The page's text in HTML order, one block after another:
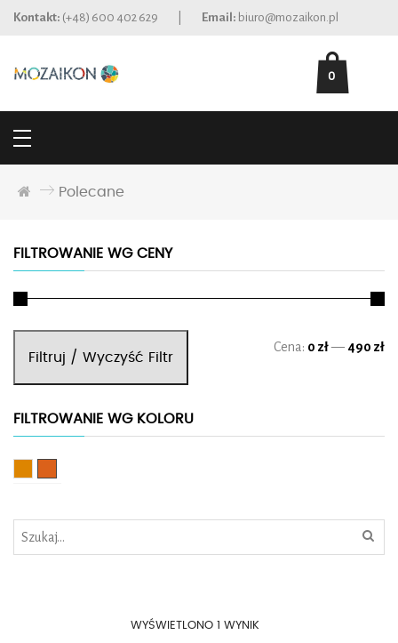
Kontakt: (+48) 600 402 629 Email: biuro@mozaikon.pl
0
Polecane
FILTROWANIE WG CENY
Filtruj / Wyczyść Filtr
Cena: 0 zł— 490 zł
FILTROWANIE WG KOLORU
WYŚWIETLONO 1 WYNIK